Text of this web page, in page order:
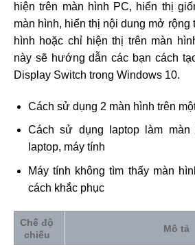
hiện trên màn hình PC, hiển thị
màn hình, hiển thị nội dung mở rộng
hình hoặc chỉ hiện thị trên màn
này sẽ hướng dẫn các bạn cách
Display Switch trong Windows 10.
Cách sử dụng 2 màn hình trên
Cách sử dụng laptop làm
laptop, máy tính
Máy tính không tìm thấy màn
cách khắc phục
Chế độ
chiếu
Mô tả